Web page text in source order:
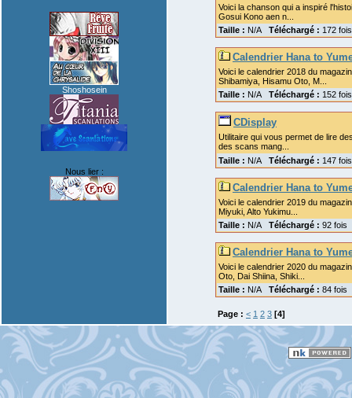
Shoshosein
Nous lier :
Voici la chanson qui a inspiré
Gosui Kono aen n...
Taille : N/A Téléchargé : 172
Calendrier Hana to
Voici le calendrier 2018 du
Shibamiya, Hisamu Oto, M...
Taille : N/A Téléchargé : 152
CDisplay
Utilitaire qui vous permet de lire
des scans mang...
Taille : N/A Téléchargé : 147
Calendrier Hana to
Voici le calendrier 2019 du
Miyuki, Alto Yukimu...
Taille : N/A Téléchargé : 92 fois
Calendrier Hana to
Voici le calendrier 2020 du
Oto, Dai Shiina, Shiki...
Taille : N/A Téléchargé : 84 fois
Page : < 1 2 3 [4]